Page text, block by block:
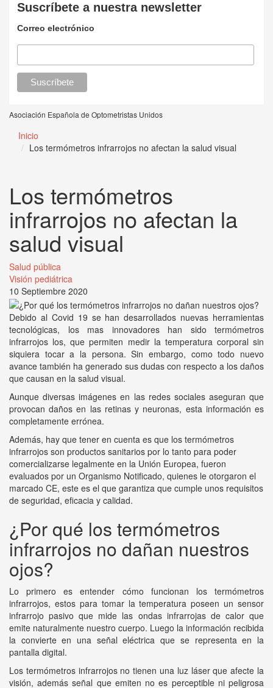
Suscríbete a nuestra newsletter
Correo electrónico
Asociación Española de Optometristas Unidos
Inicio
Los termómetros infrarrojos no afectan la salud visual
Los termómetros
infrarrojos no afectan la
salud visual
Salud pública
Visión pediátrica
10 Septiembre 2020
Debido al Covid 19 se han desarrollados nuevas herramientas
tecnológicas, los mas innovadores han sido termómetros
infrarrojos los, que permiten medir la temperatura corporal sin
siquiera tocar a la persona. Sin embargo, como todo nuevo
avance también ha generado sus dudas con respecto a los daños
que causan en la salud visual.
Aunque diversas imágenes en las redes sociales aseguran que
provocan daños en las retinas y neuronas, esta información es
completamente errónea.
Además, hay que tener en cuenta es que los termómetros
infrarrojos son productos sanitarios por lo tanto para poder
comercializarse legalmente en la Unión Europea, fueron
evaluados por un Organismo Notificado, quienes le otorgaron el
marcado CE, este es el que garantiza que cumple unos requisitos
de seguridad, eficacia y calidad.
¿Por qué los termómetros
infrarrojos no dañan nuestros
ojos?
Lo primero es entender cómo funcionan los termómetros
infrarrojos, estos para tomar la temperatura poseen un sensor
infrarrojo pasivo que mide las ondas infrarrojas de calor que
emite naturalmente nuestro cuerpo. Luego la información recibida
la convierte en una señal eléctrica que se representa en la
pantalla digital.
Los termómetros infrarrojos no tienen una luz láser que afecte la
visión, además señal que emiten no es perceptible ni peligrosa